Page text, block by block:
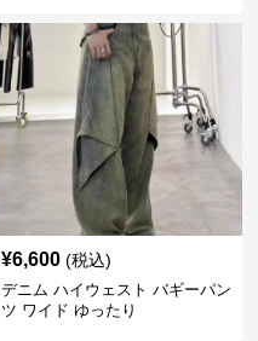
¥6,600 (税込)
デニム ハイウェスト バギーパン
ツ ワイド ゆったり